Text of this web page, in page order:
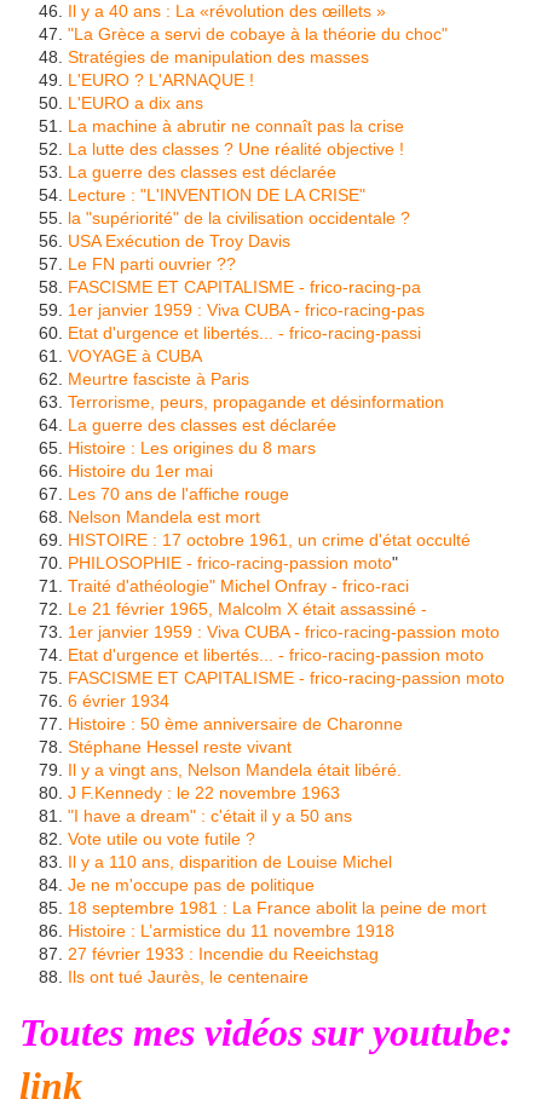
Il y a 40 ans : La «révolution des œillets »
"La Grèce a servi de cobaye à la théorie du choc"
Stratégies de manipulation des masses
L'EURO ? L'ARNAQUE !
L'EURO a dix ans
La machine à abrutir ne connaît pas la crise
La lutte des classes ? Une réalité objective !
La guerre des classes est déclarée
Lecture : "L'INVENTION DE LA CRISE"
la "supériorité" de la civilisation occidentale ?
USA Exécution de Troy Davis
Le FN parti ouvrier ??
FASCISME ET CAPITALISME - frico-racing-pa
1er janvier 1959 : Viva CUBA - frico-racing-pas
Etat d'urgence et libertés... - frico-racing-passi
VOYAGE à CUBA
Meurtre fasciste à Paris
Terrorisme, peurs, propagande et désinformation
La guerre des classes est déclarée
Histoire : Les origines du 8 mars
Histoire du 1er mai
Les 70 ans de l'affiche rouge
Nelson Mandela est mort
HISTOIRE : 17 octobre 1961, un crime d'état occulté
PHILOSOPHIE - frico-racing-passion moto"
Traité d'athéologie" Michel Onfray - frico-raci
Le 21 février 1965, Malcolm X était assassiné -
1er janvier 1959 : Viva CUBA - frico-racing-passion moto
Etat d'urgence et libertés... - frico-racing-passion moto
FASCISME ET CAPITALISME - frico-racing-passion moto
6 évrier 1934
Histoire : 50 ème anniversaire de Charonne
Stéphane Hessel reste vivant
Il y a vingt ans, Nelson Mandela était libéré.
J F.Kennedy : le 22 novembre 1963
"I have a dream" : c'était il y a 50 ans
Vote utile ou vote futile ?
Il y a 110 ans, disparition de Louise Michel
Je ne m'occupe pas de politique
18 septembre 1981 : La France abolit la peine de mort
Histoire : L’armistice du 11 novembre 1918
27 février 1933 : Incendie du Reeichstag
Ils ont tué Jaurès, le centenaire
Toutes mes vidéos sur youtube:
link